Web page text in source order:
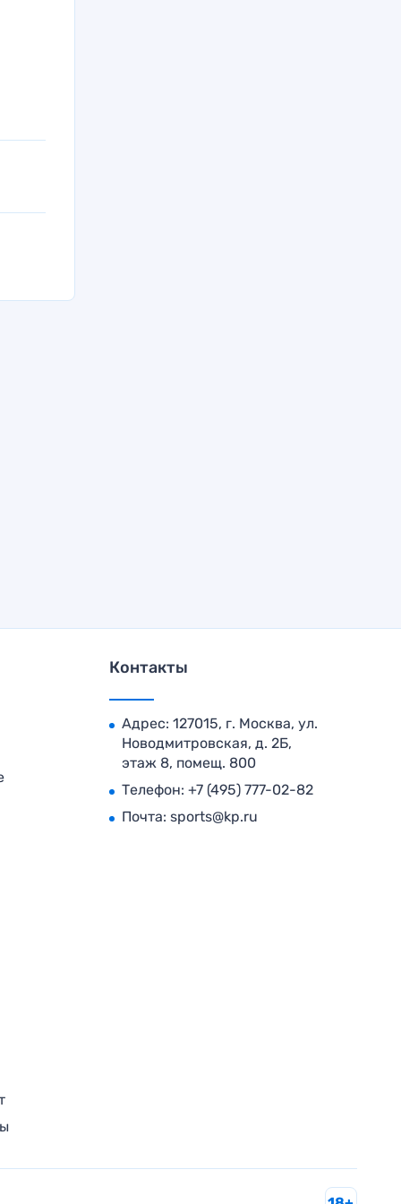
Контакты
Адрес: 127015, г. Москва, ул.
Новодмитровская, д. 2Б,
этаж 8, помещ. 800
Телефон: +7 (495) 777-02-82
Почта: sports@kp.ru